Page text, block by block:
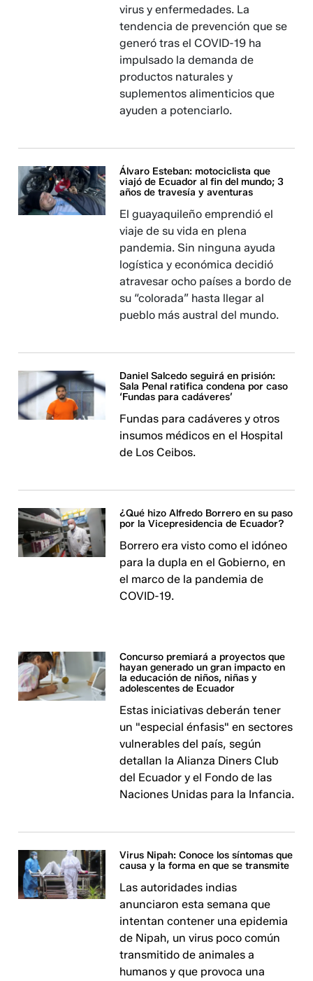
virus y enfermedades. La
tendencia de prevención que se
generó tras el COVID-19 ha
impulsado la demanda de
productos naturales y
suplementos alimenticios que
ayuden a potenciarlo.
Álvaro Esteban: motociclista que
viajó de Ecuador al fin del mundo; 3
años de travesía y aventuras
El guayaquileño emprendió el
viaje de su vida en plena
pandemia. Sin ninguna ayuda
logística y económica decidió
atravesar ocho países a bordo de
su “colorada” hasta llegar al
pueblo más austral del mundo.
Daniel Salcedo seguirá en prisión:
Sala Penal ratifica condena por caso
‘Fundas para cadáveres’
Fundas para cadáveres y otros
insumos médicos en el Hospital
de Los Ceibos.
¿Qué hizo Alfredo Borrero en su paso
por la Vicepresidencia de Ecuador?
Borrero era visto como el idóneo
para la dupla en el Gobierno, en
el marco de la pandemia de
COVID-19.
Concurso premiará a proyectos que
hayan generado un gran impacto en
la educación de niños, niñas y
adolescentes de Ecuador
Estas iniciativas deberán tener
un "especial énfasis" en sectores
vulnerables del país, según
detallan la Alianza Diners Club
del Ecuador y el Fondo de las
Naciones Unidas para la Infancia.
Virus Nipah: Conoce los síntomas que
causa y la forma en que se transmite
Las autoridades indias
anunciaron esta semana que
intentan contener una epidemia
de Nipah, un virus poco común
transmitido de animales a
humanos y que provoca una